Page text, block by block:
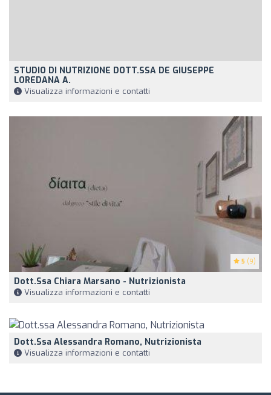
STUDIO DI NUTRIZIONE DOTT.SSA DE GIUSEPPE
LOREDANA A.
Visualizza informazioni e contatti
5 (9)
Dott.ssa Chiara Marsano - Nutrizionista
Visualizza informazioni e contatti
Dott.ssa Alessandra Romano, Nutrizionista
Visualizza informazioni e contatti